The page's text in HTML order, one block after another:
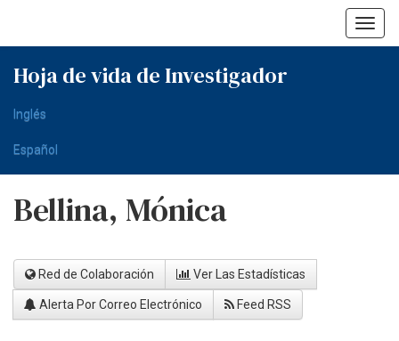
Hoja de vida de Investigador
Inglés
Español
Bellina, Mónica
Red de Colaboración Ver Las Estadísticas
Alerta Por Correo Electrónico Feed RSS